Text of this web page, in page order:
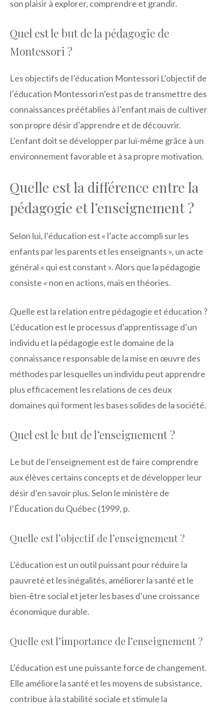
son plaisir à explorer, comprendre et grandir.
Quel est le but de la pédagogie de
Montessori ?
Les objectifs de l’éducation Montessori L’objectif de
l’éducation Montessori n’est pas de transmettre des
connaissances préétablies à l’enfant mais de cultiver
son propre désir d’apprendre et de découvrir.
L’enfant doit se développer par lui-même grâce à un
environnement favorable et à sa propre motivation.
Quelle est la différence entre la
pédagogie et l’enseignement ?
Selon lui, l’éducation est « l’acte accompli sur les
enfants par les parents et les enseignants », un acte
général « qui est constant ». Alors que la pédagogie
consiste « non en actions, mais en théories.
Quelle est la relation entre pédagogie et éducation ?
L’éducation est le processus d’apprentissage d’un
individu et la pédagogie est le domaine de la
connaissance responsable de la mise en œuvre des
méthodes par lesquelles un individu peut apprendre
plus efficacement les relations de ces deux
domaines qui forment les bases solides de la société.
Quel est le but de l’enseignement ?
Le but de l’enseignement est de faire comprendre
aux élèves certains concepts et de développer leur
désir d’en savoir plus. Selon le ministère de
l’Éducation du Québec (1999, p.
Quelle est l’objectif de l’enseignement ?
L’éducation est un outil puissant pour réduire la
pauvreté et les inégalités, améliorer la santé et le
bien-être social et jeter les bases d’une croissance
économique durable.
Quelle est l’importance de l’enseignement ?
L’éducation est une puissante force de changement.
Elle améliore la santé et les moyens de subsistance,
contribue à la stabilité sociale et stimule la